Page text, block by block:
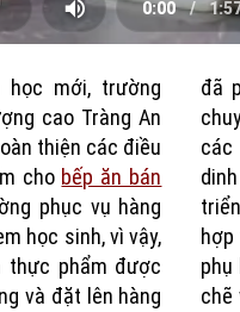
Mute
Current
Time
0:00
/
mới, trường
cao Tràng An
thiện các điều
cho bếp ăn bán
phục vụ hàng
học sinh, vì vậy,
thực phẩm được
và đặt lên hàng
đã
phụ
chẽ